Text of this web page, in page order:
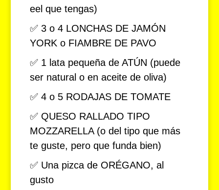
eel que tengas)
✅ 3 o 4 LONCHAS DE JAMÓN
YORK o FIAMBRE DE PAVO
✅ 1 lata pequeña de ATÚN (puede
ser natural o en aceite de oliva)
✅ 4 o 5 RODAJAS DE TOMATE
✅ QUESO RALLADO TIPO
MOZZARELLA (o del tipo que más
te guste, pero que funda bien)
✅ Una pizca de ORÉGANO, al
gusto